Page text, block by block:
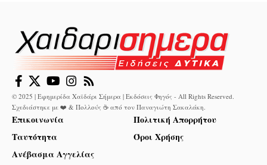
© 2025 | Εφημερίδα Χαϊδάρι Σήμερα | Εκδόσεις Φηγός - All Rights Reserved.
Σχεδιάστηκε με ❤️ & Πολλούς ☕ από τον Παναγιώτη Σακαλάκη.
Επικοινωνία
Ταυτότητα
Ανέβασμα Αγγελίας
Πολιτική Απορρήτου
Όροι Χρήσης